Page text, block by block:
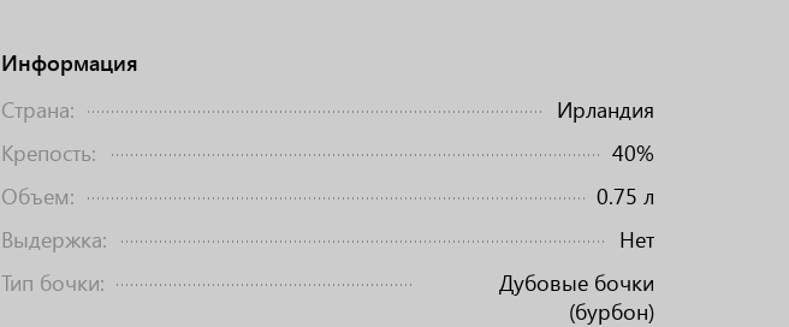
Информация
Страна:
Ирландия
Крепость:
40%
Объем:
0.75 л
Выдержка:
Нет
Тип бочки:
Дубовые бочки
(бурбон)